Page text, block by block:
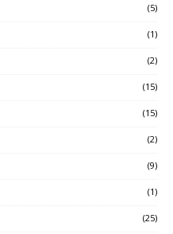
(5)
(1)
(2)
(15)
(15)
(2)
(9)
(1)
(25)